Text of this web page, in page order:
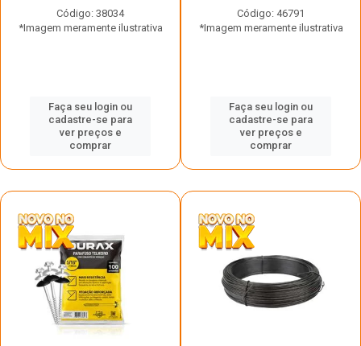
Código: 38034
*Imagem meramente ilustrativa
Faça seu login ou
cadastre-se para
ver preços e
comprar
Código: 46791
*Imagem meramente ilustrativa
Faça seu login ou
cadastre-se para
ver preços e
comprar